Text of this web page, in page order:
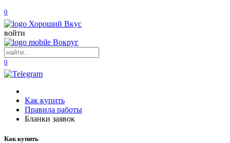
0
войти
0
Как купить
Правила работы
Бланки заявок
Как купить